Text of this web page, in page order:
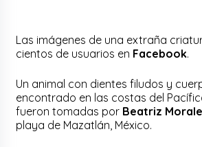
Las imágenes de una extraña
cientos de usuarios en Facebook.
Un animal con dientes filudos y
encontrado en las costas del
fueron tomadas por Beatriz
playa de Mazatlán, México.